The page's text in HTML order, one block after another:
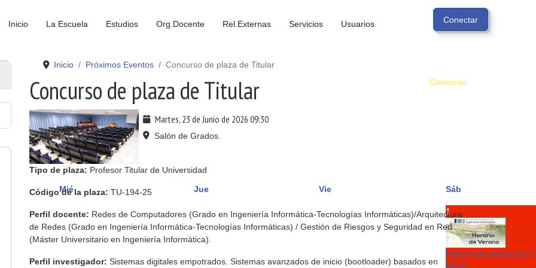
Inicio La Escuela Estudios Org.Docente Rel.Externas Servicios Usuarios
Mié Jue Vie Sáb
1
Horario de verano del
Inicio Próximos Eventos Concurso de plaza de Titular
Concurso de plaza de Titular Concurso
Martes, 23 de Junio de 2026 09:30
Salón de Grados.
Tipo de plaza: Profesor Titular de Universidad
Código de la plaza: TU-194-25
Perfil docente: Redes de Computadores (Grado en Ingeniería Informática-Tecnologías Informáticas)/Arquitectura
de Redes (Grado en Ingeniería Informática-Tecnologías Informáticas) / Gestión de Riesgos y Seguridad en Red
(Máster Universitario en Ingeniería Informática).
Perfil investigador: Sistemas digitales empotrados. Sistemas avanzados de inicio (bootloader) basados en